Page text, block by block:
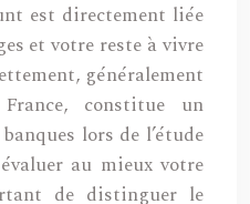
est directement liée
et votre reste à vivre
généralement
constitue un
lors de l’étude
au mieux votre
de distinguer le